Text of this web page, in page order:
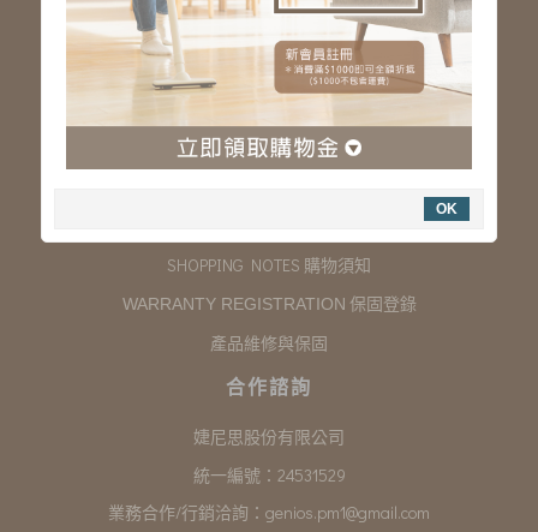
服務專線：03-323-2180
客服信箱 :genios.service@gmail.com
服務時間：星期一至星期五 上午9:00~下午6:00
例假日休假
購物說明
SHOPPING NOTES 購物須知
WARRANTY REGISTRATION 保固登錄
產品維修與保固
合作諮詢
婕尼思股份有限公司
統一編號：24531529
業務合作/行銷洽詢： genios.pm1@gmail.com
OK